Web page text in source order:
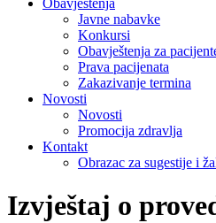
Javne nabavke
Konkursi
Obavještenja za
Prava pacijenata
Zakazivanje termina
Novosti
Novosti
Promocija zdravlja
Kontakt
Obrazac za sugestije i
Izvještaj o